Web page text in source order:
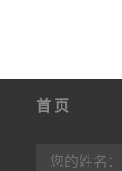
首 页
行业动
您的姓名：